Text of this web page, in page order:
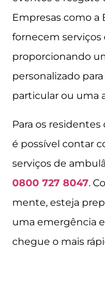
Empresas como a
fornecem
proporcionando
personalizado
particular ou uma
Para os
é possível contar
serviços de
0800 727 8047.
mente, esteja
uma emergência
chegue o mais